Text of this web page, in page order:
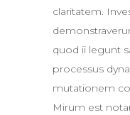
claritatem.
quod ii legunt
processus
mutationem
Mirum est